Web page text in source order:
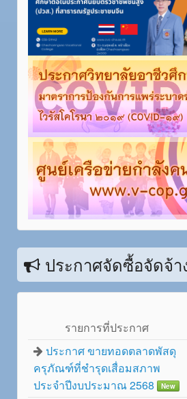
ประกาศจัดซื้อจัดจ้า
รายการที่ประกาศ
ประกาศ ขายทอดตลาดพัสดุ
ครุภัณฑ์ที่ชำรุดเสื่อมสภาพ
ประจำปีงบประมาณ 2568
New